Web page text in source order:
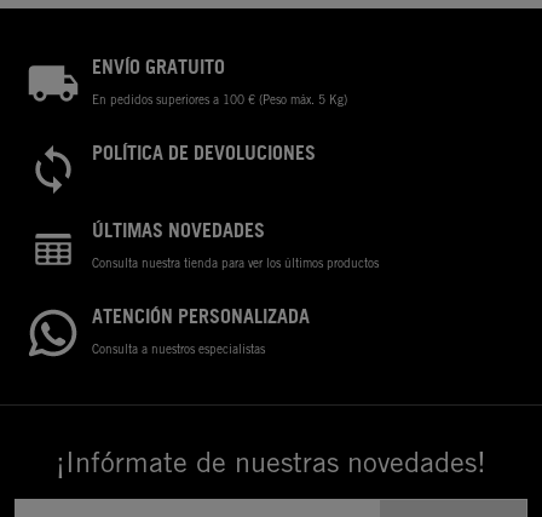
ENVÍO GRATUITO
En pedidos superiores a 100 € (Peso máx. 5 Kg)
POLÍTICA DE DEVOLUCIONES
ÚLTIMAS NOVEDADES
Consulta nuestra tienda para ver los últimos productos
ATENCIÓN PERSONALIZADA
Consulta a nuestros especialistas
¡Infórmate de nuestras novedades!